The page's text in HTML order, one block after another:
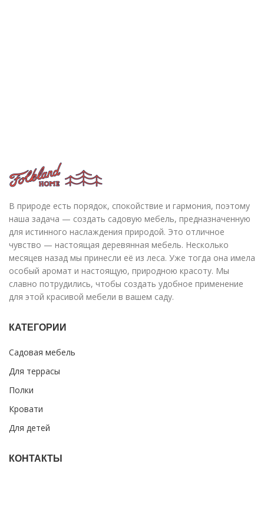
В природе есть порядок, спокойствие и гармония, поэтому
наша задача — создать садовую мебель, предназначенную
для истинного наслаждения природой. Это отличное
чувство — настоящая деревянная мебель. Несколько
месяцев назад мы принесли её из леса. Уже тогда она имела
особый аромат и настоящую, природною красоту. Мы
славно потрудились, чтобы создать удобное применение
для этой красивой мебели в вашем саду.
КАТЕГОРИИ
Садовая мебель
Для террасы
Полки
Кровати
Для детей
КОНТАКТЫ